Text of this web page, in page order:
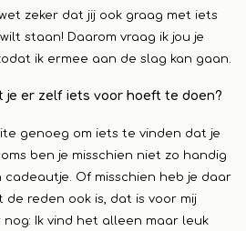
zeker dat jij ook graag met iets
staan! Daarom vraag ik jou je
ik ermee aan de slag kan gaan.
je er zelf iets voor hoeft te doen?
genoeg om iets te vinden dat je
ben je misschien niet zo handig
cadeautje. Of misschien heb je daar
de reden ook is, dat is voor mij
Ik vind het alleen maar leuk